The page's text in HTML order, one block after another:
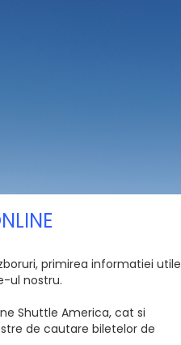
primirea informatiei utile
ul nostru.
Shuttle America, cat si
de cautare biletelor de